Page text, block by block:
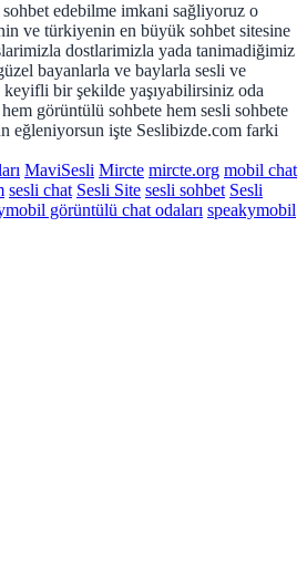
edebilme imkani sağliyoruz o
ve türkiyenin en büyük sohbet sitesine
dostlarimizla yada tanimadiğimiz
bayanlarla ve baylarla sesli ve
bir şekilde yaşıyabilirsiniz oda
görüntülü sohbete hem sesli sohbete
eğleniyorsun işte Seslibizde.com farki
MaviSesli Mircte mircte.org mobil chat
sesli chat Sesli Site sesli sohbet Sesli
görüntülü chat odaları speakymobil